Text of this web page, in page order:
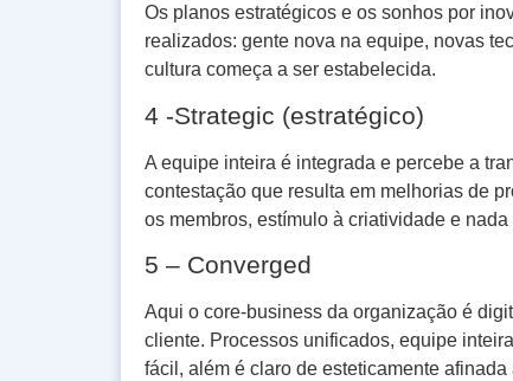
Os planos estratégicos e os sonhos por
realizados: gente nova na equipe, novas
cultura começa a ser estabelecida.
4 -Strategic (estratégico)
A equipe inteira é integrada e percebe a
contestação que resulta em melhorias de
os membros, estímulo à criatividade e
5 – Converged
Aqui o core-business da organização é
cliente. Processos unificados, equipe
fácil, além é claro de esteticamente afinada